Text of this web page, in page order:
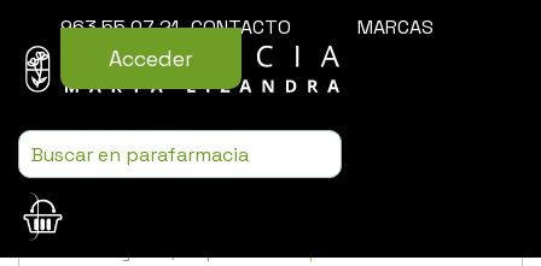
963 55 07 21 CONTACTO MARCAS
Acceder
Usamos cookies para mejorar la experiencia de la web. Si sigues